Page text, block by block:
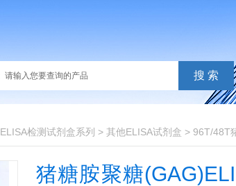
ELISA检测试剂盒系列 > 其他ELISA试剂盒 > 96T/48T猪糖
猪糖胺聚糖